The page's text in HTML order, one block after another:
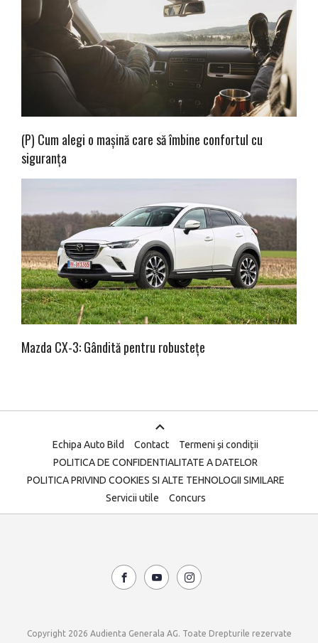
(P) Cum alegi o mașină care să îmbine confortul cu
siguranța
Mazda CX-3: Gândită pentru robustețe
Echipa Auto Bild Contact
Termeni și condiții
POLITICA DE CONFIDENTIALITATE A DATELOR
POLITICA PRIVIND COOKIES SI ALTE TEHNOLOGII SIMILARE
Servicii utile
Concurs
Copyright 2026 Audienta Generala AG. Toate Drepturile rezervate